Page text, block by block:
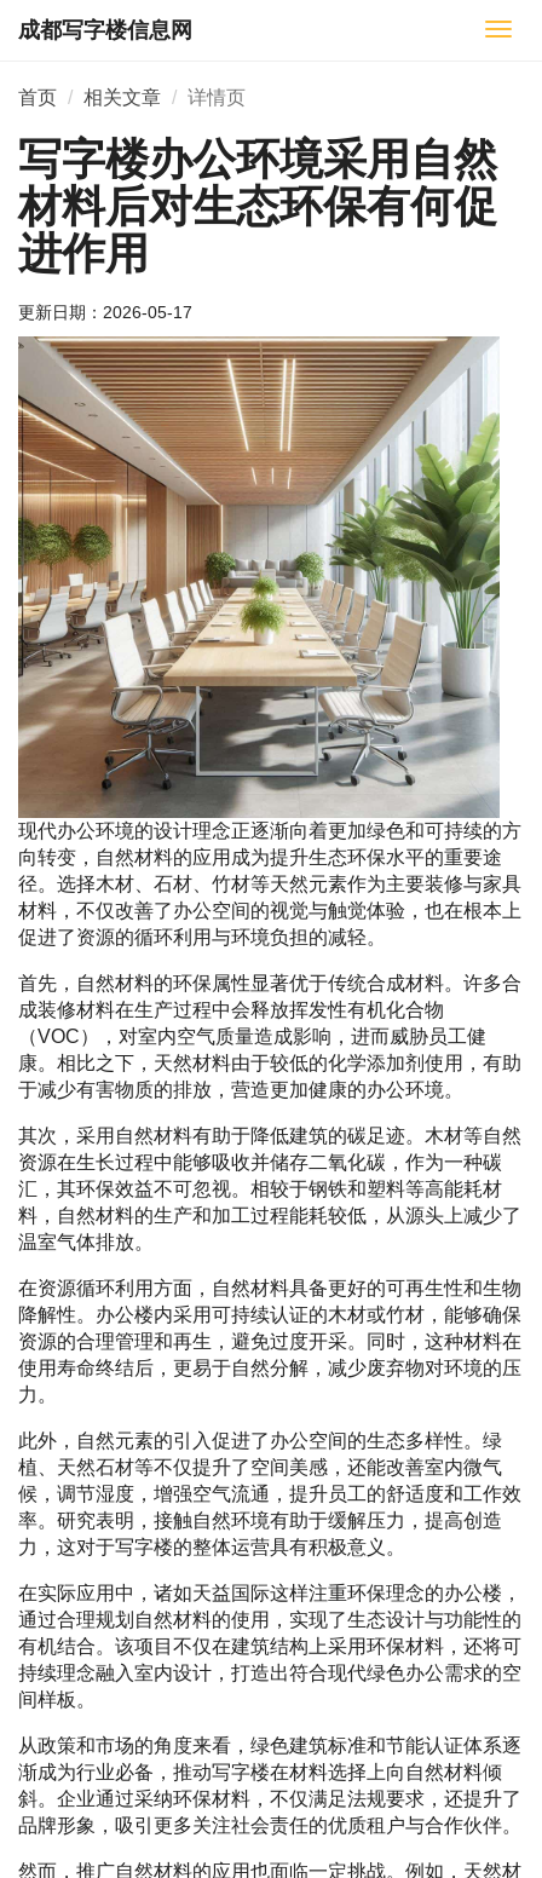
切
成都写字楼信息网
首页 相关文章 详情页
写字楼办公环境采用自然
材料后对生态环保有何促
进作用
更新日期： 2026-05-17
现代办公环境的设计理念正逐渐向着更加绿色和可持续的方
向转变，自然材料的应用成为提升生态环保水平的重要途
径。选择木材、石材、竹材等天然元素作为主要装修与家具
材料，不仅改善了办公空间的视觉与触觉体验，也在根本上
促进了资源的循环利用与环境负担的减轻。
首先，自然材料的环保属性显著优于传统合成材料。许多合
成装修材料在生产过程中会释放挥发性有机化合物
（VOC），对室内空气质量造成影响，进而威胁员工健
康。相比之下，天然材料由于较低的化学添加剂使用，有助
于减少有害物质的排放，营造更加健康的办公环境。
其次，采用自然材料有助于降低建筑的碳足迹。木材等自然
资源在生长过程中能够吸收并储存二氧化碳，作为一种碳
汇，其环保效益不可忽视。相较于钢铁和塑料等高能耗材
料，自然材料的生产和加工过程能耗较低，从源头上减少了
温室气体排放。
在资源循环利用方面，自然材料具备更好的可再生性和生物
降解性。办公楼内采用可持续认证的木材或竹材，能够确保
资源的合理管理和再生，避免过度开采。同时，这种材料在
使用寿命终结后，更易于自然分解，减少废弃物对环境的压
力。
此外，自然元素的引入促进了办公空间的生态多样性。绿
植、天然石材等不仅提升了空间美感，还能改善室内微气
候，调节湿度，增强空气流通，提升员工的舒适度和工作效
率。研究表明，接触自然环境有助于缓解压力，提高创造
力，这对于写字楼的整体运营具有积极意义。
在实际应用中，诸如天益国际这样注重环保理念的办公楼，
通过合理规划自然材料的使用，实现了生态设计与功能性的
有机结合。该项目不仅在建筑结构上采用环保材料，还将可
持续理念融入室内设计，打造出符合现代绿色办公需求的空
间样板。
从政策和市场的角度来看，绿色建筑标准和节能认证体系逐
渐成为行业必备，推动写字楼在材料选择上向自然材料倾
斜。企业通过采纳环保材料，不仅满足法规要求，还提升了
品牌形象，吸引更多关注社会责任的优质租户与合作伙伴。
然而，推广自然材料的应用也面临一定挑战。例如，天然材